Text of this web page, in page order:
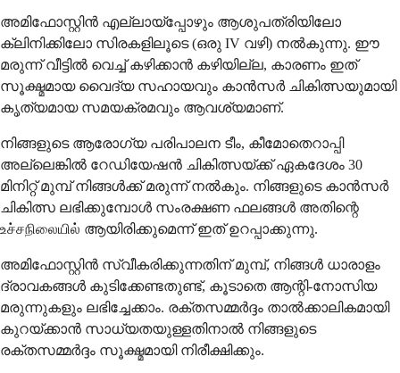
അമിഫോസ്റ്റിൻ എല്ലായ്പ്പോഴും ആശുപത്രിയിലോ
ക്ലിനിക്കിലോ സിരകളിലൂടെ (ഒരു IV വഴി) നൽകുന്നു. ഈ
മരുന്ന് വീട്ടിൽ വെച്ച് കഴിക്കാൻ കഴിയില്ല, കാരണം ഇത്
സൂക്ഷ്മമായ വൈദ്യ സഹായവും കാൻസർ ചികിത്സയുമായി
കൃത്യമായ സമയക്രമവും ആവശ്യമാണ്.
നിങ്ങളുടെ ആരോഗ്യ പരിപാലന ടീം, കീമോതെറാപ്പി
അല്ലെങ്കിൽ റേഡിയേഷൻ ചികിത്സയ്ക്ക് ഏകദേശം 30
മിനിറ്റ് മുമ്പ് നിങ്ങൾക്ക് മരുന്ന് നൽകും. നിങ്ങളുടെ കാൻസർ
ചികിത്സ ലഭിക്കുമ്പോൾ സംരക്ഷണ ഫലങ്ങൾ അതിന്റെ
உச்சநிலையில் ആയിരിക്കുമെന്ന് ഇത് ഉറപ്പാക്കുന്നു.
അമിഫോസ്റ്റിൻ സ്വീകരിക്കുന്നതിന് മുമ്പ്, നിങ്ങൾ ധാരാളം
ദ്രാവകങ്ങൾ കുടിക്കേണ്ടതുണ്ട്, കൂടാതെ ആന്റി-നോസിയ
മരുന്നുകളും ലഭിച്ചേക്കാം. രക്തസമ്മർദ്ദം താൽക്കാലികമായി
കുറയ്ക്കാൻ സാധ്യതയുള്ളതിനാൽ നിങ്ങളുടെ
രക്തസമ്മർദ്ദം സൂക്ഷ്മമായി നിരീക്ഷിക്കും.